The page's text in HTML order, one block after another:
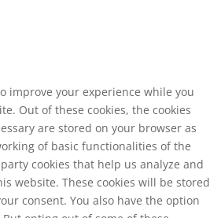
improve your experience while you
Out of these cookies, the cookies
are stored on your browser as
of basic functionalities of the
cookies that help us analyze and
website. These cookies will be stored
consent. You also have the option